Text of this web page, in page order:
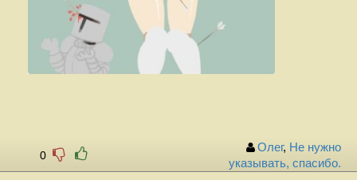
0
Олег, Не нужно
указывать, спасибо.